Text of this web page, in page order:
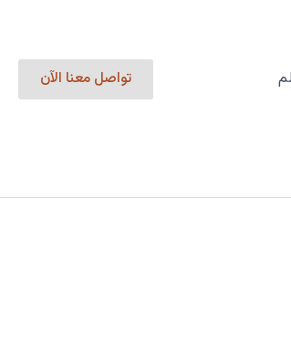
تواصل معنا الآن